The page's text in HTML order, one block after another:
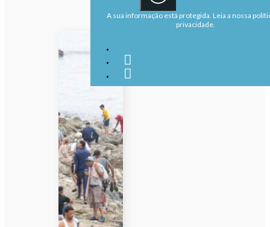
A sua informação está protegida. Leia a nossa
privacidade.